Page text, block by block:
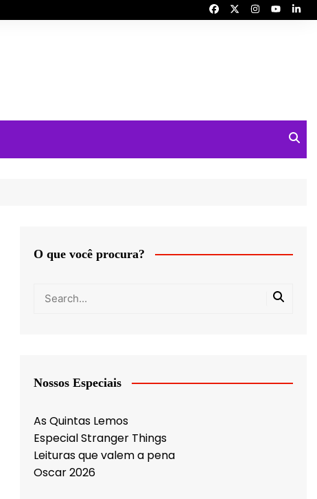
O que você procura?
Nossos Especiais
As Quintas Lemos
Especial Stranger Things
Leituras que valem a pena
Oscar 2026